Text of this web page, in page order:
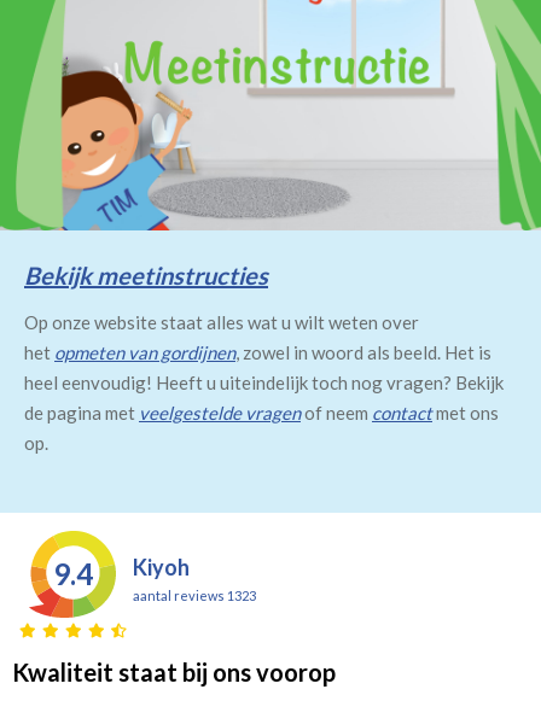
Bekijk meetinstructies
Op onze website staat alles wat u wilt weten over
het opmeten van gordijnen, zowel in woord als beeld. Het is
heel eenvoudig! Heeft u uiteindelijk toch nog vragen? Bekijk
de pagina met veelgestelde vragenof neem contactmet ons
op.
9.4 Kiyoh
aantal reviews 1323
Kwaliteit staat bij ons voorop